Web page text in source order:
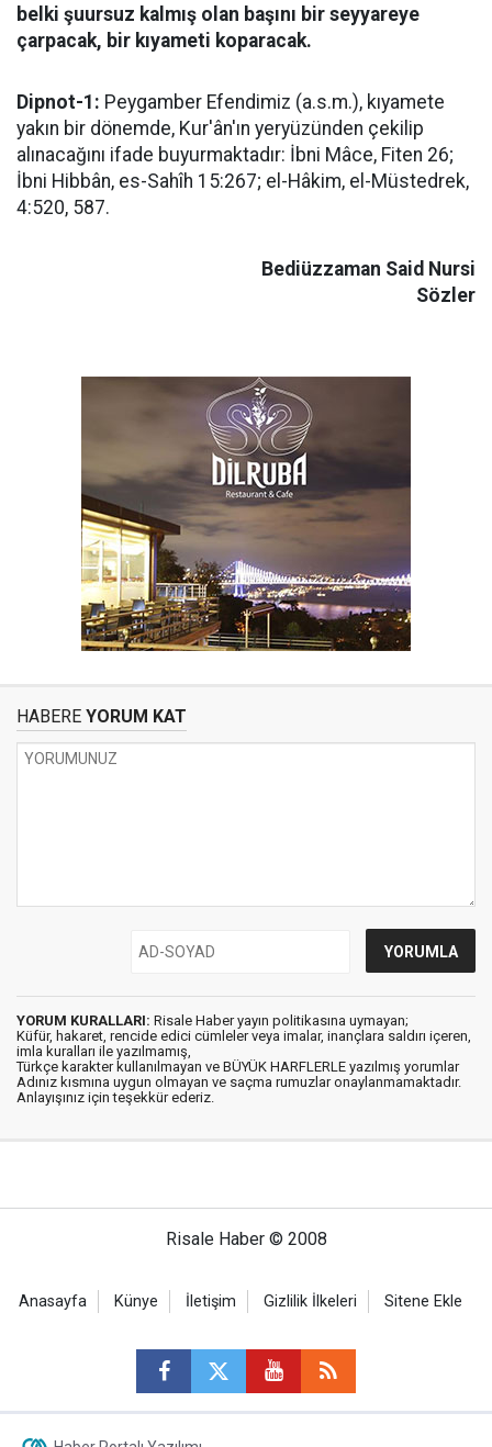
belki şuursuz kalmış olan başını bir seyyareye
çarpacak, bir kıyameti koparacak.
Dipnot-1: Peygamber Efendimiz (a.s.m.), kıyamete
yakın bir dönemde, Kur'ân'ın yeryüzünden çekilip
alınacağını ifade buyurmaktadır: İbni Mâce, Fiten 26;
İbni Hibbân, es-Sahîh 15:267; el-Hâkim, el-Müstedrek,
4:520, 587.
Bediüzzaman Said Nursi
Sözler
HABERE YORUM KAT
YORUM KURALLARI: Risale Haber yayın politikasına uymayan;
Küfür, hakaret, rencide edici cümleler veya imalar, inançlara saldırı içeren,
imla kuralları ile yazılmamış,
Türkçe karakter kullanılmayan ve BÜYÜK HARFLERLE yazılmış yorumlar
Adınız kısmına uygun olmayan ve saçma rumuzlar onaylanmamaktadır.
Anlayışınız için teşekkür ederiz.
Risale Haber © 2008
Anasayfa Künye İletişim Gizlilik İlkeleri Sitene Ekle